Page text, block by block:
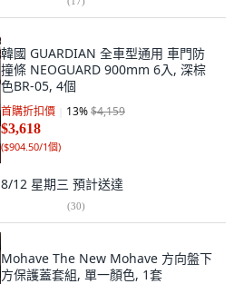
韓國 GUARDIAN 全車型通用 車門防
撞條 NEOGUARD 900mm 6入, 深棕
色BR-05, 4個
首購折扣價 13%$4,159
$3,618
($904.50/1個)
8/12 星期三 預計送達
(30)
Mohave The New Mohave 方向盤下
方保護蓋套組, 單一顏色, 1套